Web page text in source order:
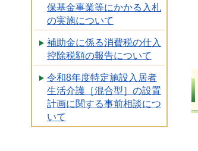
保基金事業等にかかる入札
の実施について
補助金に係る消費税の仕入
控除税額の報告について
令和8年度特定施設入居者
生活介護［混合型］の設置
計画に関する事前相談につ
いて